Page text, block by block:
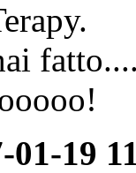
01-19